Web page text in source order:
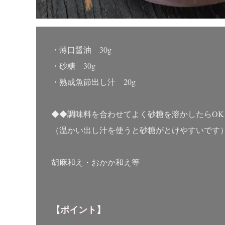
・薄口醤油 30g
・砂糖 30g
・熟成魚節出し汁 20g
◆◆調味料を合わせてよく砂糖を溶かしたらOK
（温かい出し汁を使うと砂糖がとけやすいです
胡麻和え・おかか和え等
【ポイント】